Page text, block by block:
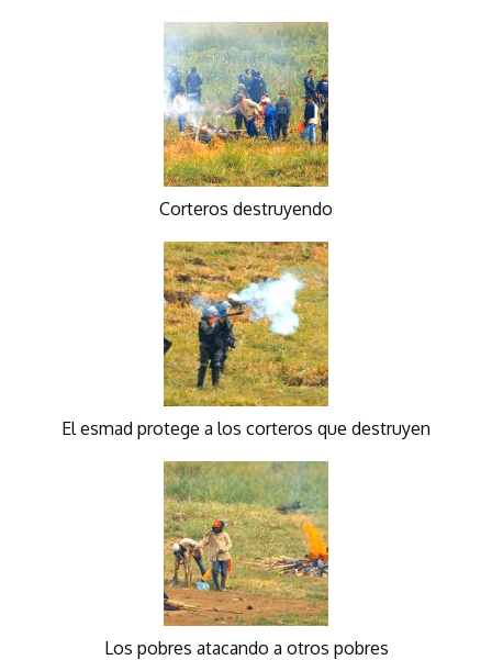
Corteros destruyendo
El esmad protege a los corteros que destruyen
Los pobres atacando a otros pobres